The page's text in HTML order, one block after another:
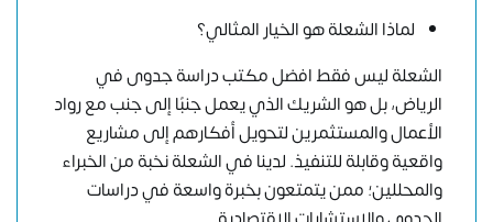
لماذا الشعلة هو الخيار المثالي؟
الشعلة ليس فقط افضل مكتب دراسة جدوى في
الرياض، بل هو الشريك الذي يعمل جنبًا إلى جنب مع رواد
الأعمال والمستثمرين لتحويل أفكارهم إلى مشاريع
واقعية وقابلة للتنفيذ. لدينا في الشعلة نخبة من الخبراء
والمحللين؛ ممن يتمتعون بخبرة واسعة في دراسات